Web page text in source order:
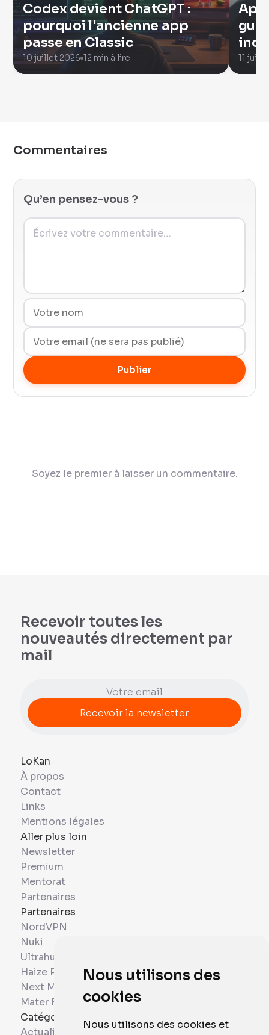
Nous utilisons des
cookies
Nous utilisons des cookies et
Codex devient ChatGPT :
pourquoi l'ancienne app
passe en Classic
10 juillet 2026 12 min à lire 11
Commentaires
Qu’en pensez-vous ?
Publier
Soyez le premier à laisser un commentaire.
Recevoir toutes les
nouveautés directement par
mail
LoKan
À propos
Contact
Links
Mentions légales
Aller plus loin
Newsletter
Premium
Mentorat
Partenaires
Partenaires
NordVPN
Nuki
Ultrahuman
Haize Project
Next Mobiles
Mater France
Catégories